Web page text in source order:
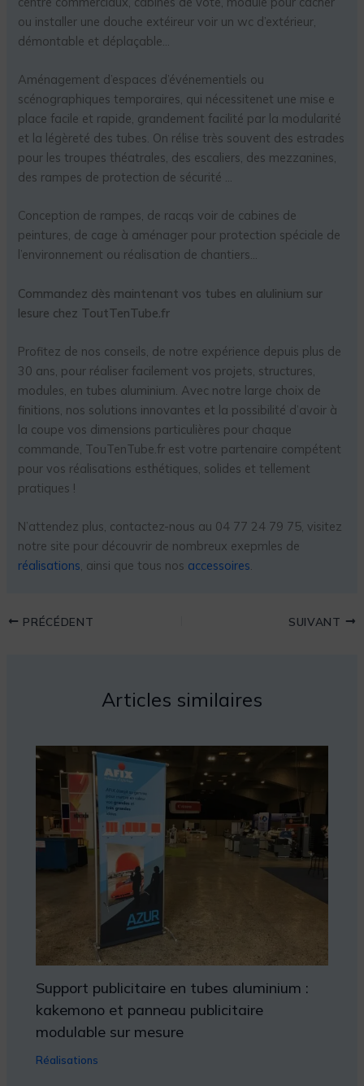
ou installer une douche extéireur voir un wc d’extérieur,
démontable et déplaçable…
Aménagement d’espaces d’événementiels ou
scénographiques temporaires, qui nécessitenet une mise e
place facile et rapide, grandement facilité par la modularité
et la légèreté des tubes. On rélise très souvent des estrades
pour les troupes théatrales, des escaliers, des mezzanines,
des rampes de protection de sécurité …
Conception de rampes, de racqs voir de cabines de
peintures, de cage à aménager pour protection spéciale de
l’environnement ou réalisation de chantiers…
Commandez dès maintenant vos tubes en alulinium sur
lesure chez ToutTenTube.fr
Profitez de nos conseils, de notre expérience depuis plus de
30 ans, pour réaliser facilement vos projets, structures,
modules, en tubes aluminium. Avec notre large choix de
finitions, nos solutions innovantes et la possibilité d’avoir à
la coupe vos dimensions particulières pour chaque
commande, TouTenTube.fr est votre partenaire compétent
pour vos réalisations esthétiques, solides et tellement
pratiques !
N’attendez plus, contactez-nous au 04 77 24 79 75, visitez
notre site pour découvrir de nombreux exepmles de
réalisations, ainsi que tous nos accessoires.
PRÉCÉDENT SUIVANT
Articles similaires
Support publicitaire en tubes aluminium :
kakemono et panneau publicitaire
modulable sur mesure
Réalisations